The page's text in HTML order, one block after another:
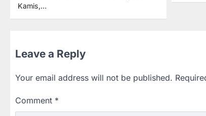
Kamis,…
Leave a Reply
Your email address will not be published.
Comment *